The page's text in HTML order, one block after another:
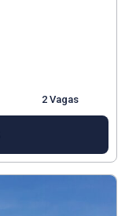
2 Vagas